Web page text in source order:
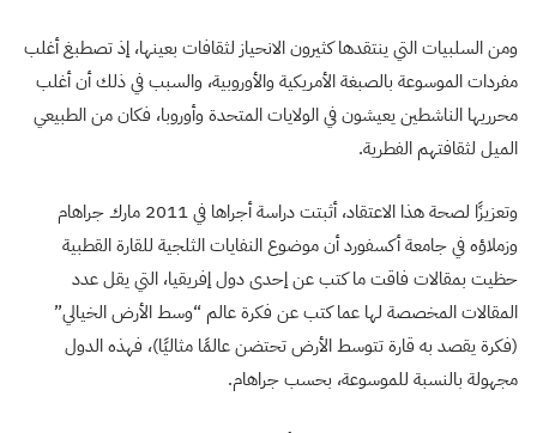
ومن السلبيات التي ينتقدها كثيرون الانحياز لثقافات بعينها، إذ تصطبغ أغلب
مفردات الموسوعة بالصبغة الأمريكية والأوروبية، والسبب في ذلك أن أغلب
محرريها الناشطين يعيشون في الولايات المتحدة وأوروبا، فكان من الطبيعي
الميل لثقافتهم الفطرية.
وتعزيزًا لصحة هذا الاعتقاد، أثبتت دراسة أجراها في 2011 مارك جراهام
وزملاؤه في جامعة أكسفورد أن موضوع النفايات الثلجية للقارة القطبية
حظيت بمقالات فاقت ما كتب عن إحدى دول إفريقيا، التي يقل عدد
المقالات المخصصة لها عما كتب عن فكرة عالم “وسط الأرض الخيالي”
(فكرة يقصد به قارة تتوسط الأرض تحتضن عالمًا مثاليًا)، فهذه الدول
مجهولة بالنسبة للموسوعة، بحسب جراهام.